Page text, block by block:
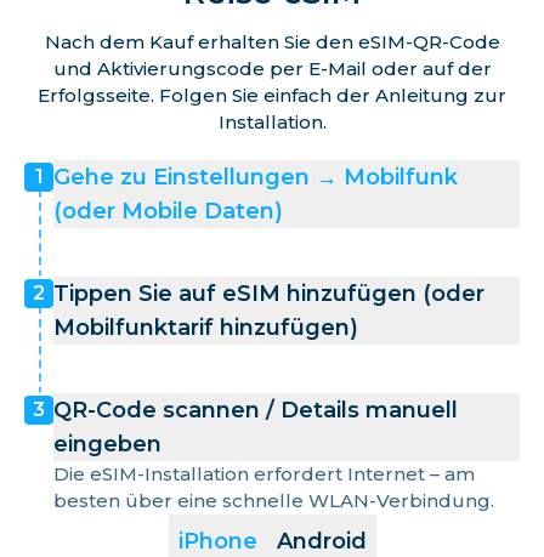
Nach dem Kauf erhalten Sie den eSIM-QR-Code
und Aktivierungscode per E-Mail oder auf der
Erfolgsseite. Folgen Sie einfach der Anleitung zur
Installation.
iPhone Android
1 Gehe zu Einstellungen → Mobilfunk
(oder Mobile Daten)
2 Tippen Sie auf eSIM hinzufügen (oder
Mobilfunktarif hinzufügen)
3 QR-Code scannen / Details manuell
eingeben
Die eSIM-Installation erfordert Internet – am
besten über eine schnelle WLAN-Verbindung.